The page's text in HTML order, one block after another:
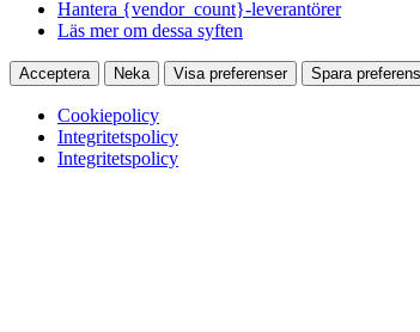
Hantera {vendor_count}-leverantörer
Läs mer om dessa syften
Acceptera Neka Visa preferenser Spara
Cookiepolicy
Integritetspolicy
Integritetspolicy